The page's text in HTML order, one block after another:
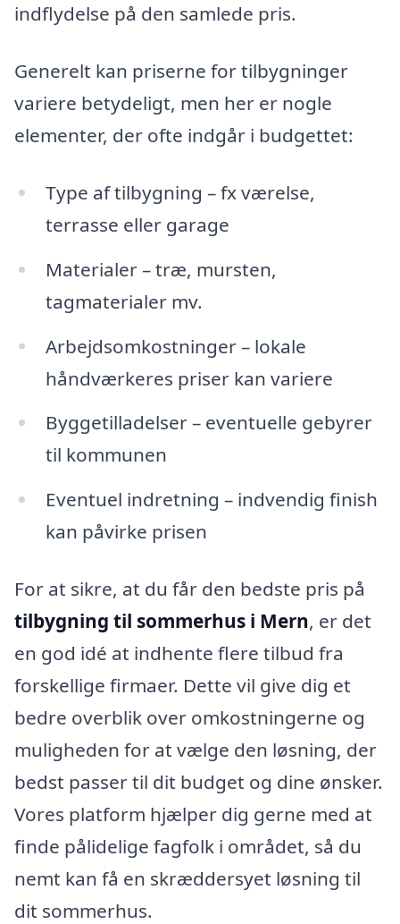
indflydelse på den samlede pris.
Generelt kan priserne for tilbygninger
variere betydeligt, men her er nogle
elementer, der ofte indgår i budgettet:
Type af tilbygning – fx værelse,
terrasse eller garage
Materialer – træ, mursten,
tagmaterialer mv.
Arbejdsomkostninger – lokale
håndværkeres priser kan variere
Byggetilladelser – eventuelle gebyrer
til kommunen
Eventuel indretning – indvendig finish
kan påvirke prisen
For at sikre, at du får den bedste pris på
tilbygning til sommerhus i Mern, er det
en god idé at indhente flere tilbud fra
forskellige firmaer. Dette vil give dig et
bedre overblik over omkostningerne og
muligheden for at vælge den løsning, der
bedst passer til dit budget og dine ønsker.
Vores platform hjælper dig gerne med at
finde pålidelige fagfolk i området, så du
nemt kan få en skræddersyet løsning til
dit sommerhus.